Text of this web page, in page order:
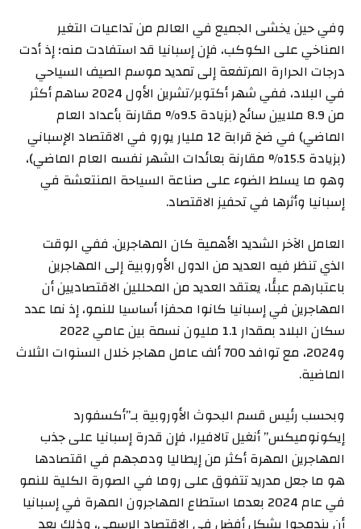
وفي حين يخشى الجميع في العالم من تداعيات التغير
المناخي على الكوكب، فإن إسبانيا قد استفادت منه؛ إذ أدت
درجات الحرارة المرتفعة إلى تمديد موسم الصيف السياحي
في البلاد، ففي شهر أكتوبر/تشرين الأول 2024 ساهم أكثر
من 8.9 ملايين سائح (بزيادة 9.5% مقارنة بأعداد العام
الماضي) في ضخ قرابة 12 مليار يورو في الاقتصاد الإسباني
(بزيادة 15.5% مقارنة بعائدات الشهر نفسه العام الماضي)،
وهو ما يسلط الضوء على صناعة السياحة المنتعشة في
إسبانيا وأثرها في تحفيز الاقتصاد.
العامل الآخر الشديد الأهمية كان المهاجرين. ففي الوقت
الذي تنظر فيه العديد من الدول الأوروبية إلى المهاجرين
باعتبارهم عبئًا، يعتقد العديد من المحللين الاقتصاديين أن
المهاجرين في إسبانيا كانوا محفزا أساسيا للنمو، إذ نما عدد
سكان البلاد بمقدار 1.1 مليون نسمة بين عامي 2022
و2024، مع توافد 700 ألف عامل مهاجر خلال السنوات الثلاث
الماضية.
وبحسب رئيس قسم البحوث الأوروبية بـ”أكسفورد
إيكونوميكس” أنغيل تالافيرا، فإن قدرة إسبانيا على جذب
المهاجرين المهرة أكثر من إيطاليا ودمجهم في اقتصادها
هو ما جعل مدريد تتفوق على روما في الصورة الكلية للنمو
في عام 2024 بعدما استطاع المهاجرون المهرة في إسبانيا